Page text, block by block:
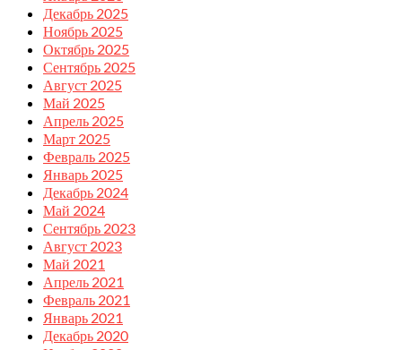
Декабрь 2025
Ноябрь 2025
Октябрь 2025
Сентябрь 2025
Август 2025
Май 2025
Апрель 2025
Март 2025
Февраль 2025
Январь 2025
Декабрь 2024
Май 2024
Сентябрь 2023
Август 2023
Май 2021
Апрель 2021
Февраль 2021
Январь 2021
Декабрь 2020